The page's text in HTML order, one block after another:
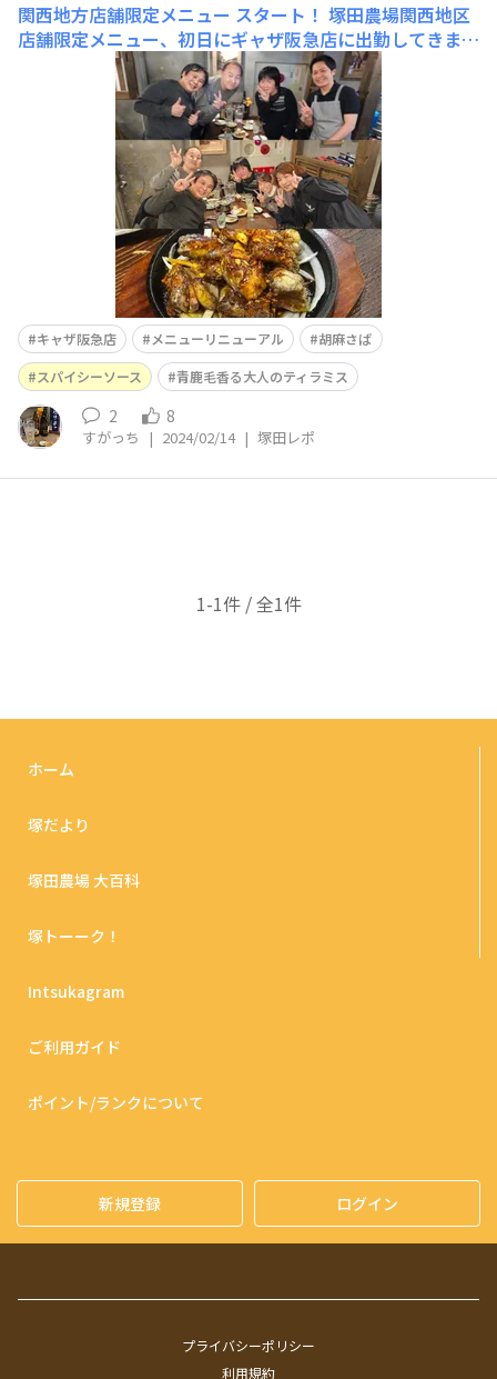
関西地方店舗限定メニュー スタート！ 塚田農場関西地区
店舗限定メニュー、初日にギャザ阪急店に出勤してきまし
た！ 席に案内されると店長からバイトスタッフからメニ
ューの説明の練習をさせてもらっても良いですか？とのこ
とだったので、快く了承すると少ししてバイトスタッフが
やってきて丁寧に初めて塚田農場を利用したお客さんの体
でメニューの説
キャザ阪急店 メニューリニューアル
胡麻さば
スパイシーソース
青鹿毛香る大人のティラミス
2 8
すがっち | 2024/02/14 | 塚田レポ
1-1件 / 全1件
ホーム
塚だより
塚田農場 大百科
塚トーーク！
Intsukagram
ご利用ガイド
ポイント/ランクについて
新規登録 ログイン
プライバシーポリシー
利用規約